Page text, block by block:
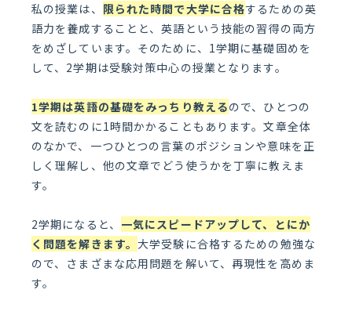
私の授業は、 限られた時間で大学に合格するための英
語力を養成することと、英語という技能の習得の両方
をめざしています。そのために、1学期に基礎固めを
して、2学期は受験対策中心の授業となります。
1学期は英語の基礎をみっちり教えるので、ひとつの
文を読むのに1時間かかることもあります。文章全体
のなかで、一つひとつの言葉のポジションや意味を正
しく理解し、他の文章でどう使うかを丁寧に教えま
す。
2学期になると、 一気にスピードアップして、とにか
く問題を解きます。大学受験に合格するための勉強な
ので、さまざまな応用問題を解いて、再現性を高めま
す。